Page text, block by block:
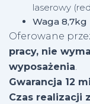
laserowy
Waga 8,7kg
Oferowane
pracy, nie
wyposażenia.
Gwarancja 12
Czas realizacji